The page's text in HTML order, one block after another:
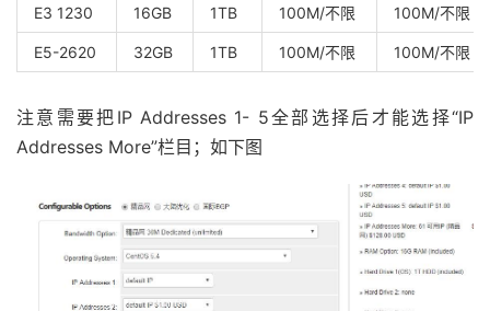
E3 1230 16GB 1TB 100M/不限 100M/不限
E5-2620 32GB 1TB 100M/不限 100M/不限
注意需要把IP Addresses 1- 5全部选择后才能选择“IP
Addresses More”栏目；如下图